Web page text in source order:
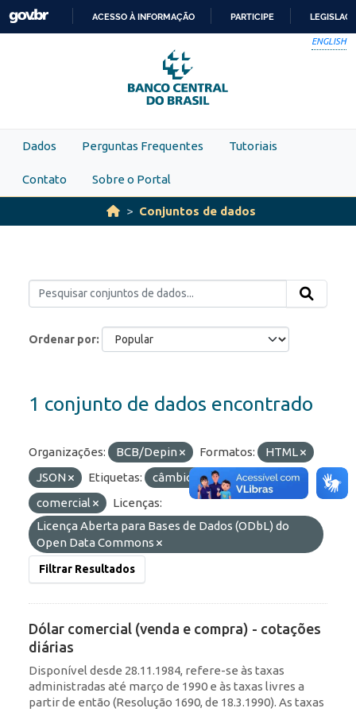
Skip to main content
PARA
O
CONTEÚDO
ACESSO À INFORMAÇÃO PARTICIPE
ENGLISH
Dados Perguntas Frequentes Tutoriais
Contato Sobre o Portal
Conjuntos de dados
Ordenar por
1 conjunto de dados encontrado
Organizações: BCB/Depin Formatos:
HTML
JSON
Etiquetas: câmbio
diárias
comercial
Licenças:
Licença Aberta para Bases de Dados (ODbL) do
Open Data Commons
Filtrar Resultados
Dólar comercial (venda e compra) - cotações
diárias
Disponível desde 28.11.1984, refere-se às taxas
administradas até março de 1990 e às taxas livres a
partir de então (Resolução 1690, de 18.3.1990). As taxas